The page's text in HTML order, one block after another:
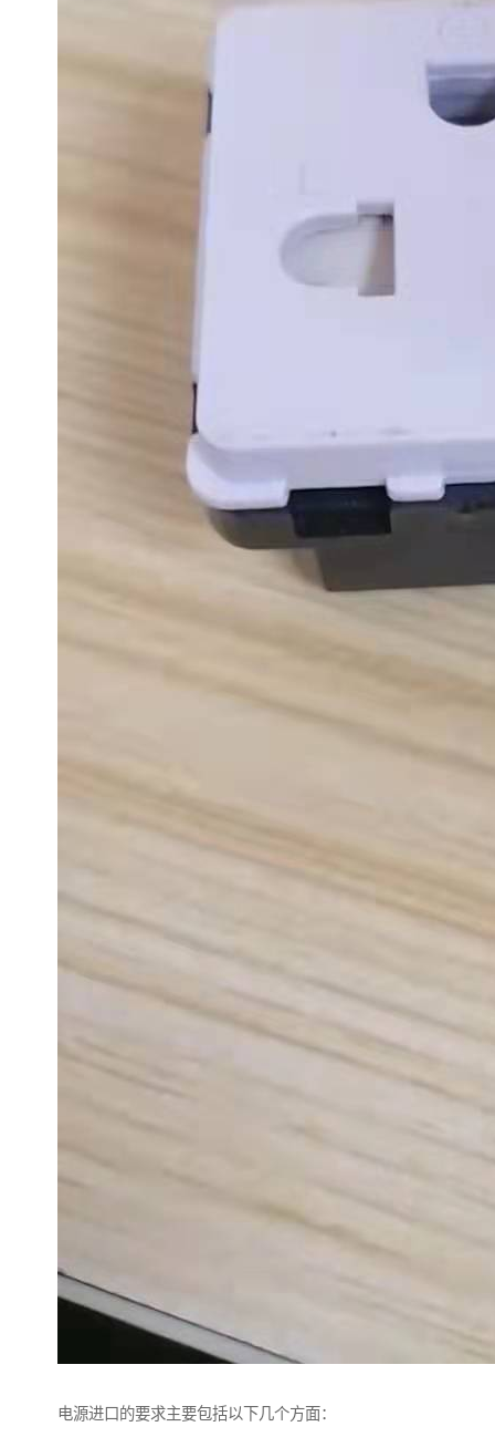
电源进口的要求主要包括以下几个方面：